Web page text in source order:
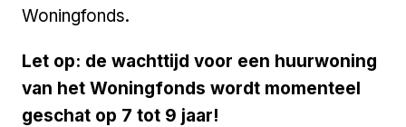
Woningfonds.
Let op: de wachttijd voor een huurwoning
van het Woningfonds wordt momenteel
geschat op 7 tot 9 jaar!